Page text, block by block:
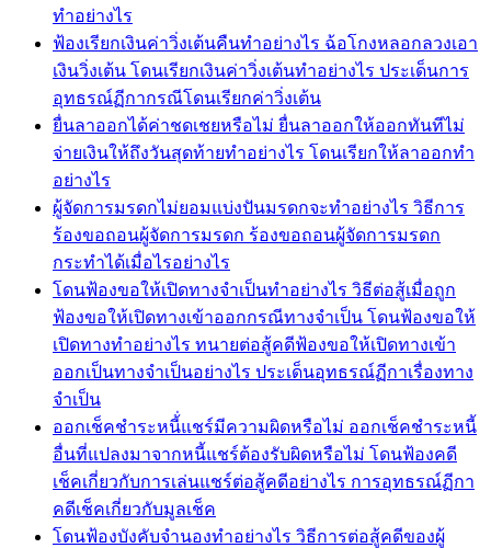
ทำอย่างไร
ฟ้องเรียกเงินค่าวิ่งเต้นคืนทำอย่างไร ฉ้อโกงหลอกลวงเอา
เงินวิ่งเต้น โดนเรียกเงินค่าวิ่งเต้นทำอย่างไร ประเด็นการ
อุทธรณ์ฏีกากรณีโดนเรียกค่าวิ่งเต้น
ยื่นลาออกได้ค่าชดเชยหรือไม่ ยื่นลาออกให้ออกทันทีไม่
จ่ายเงินให้ถึงวันสุดท้ายทำอย่างไร โดนเรียกให้ลาออกทำ
อย่างไร
ผู้จัดการมรดกไม่ยอมแบ่งปันมรดกจะทำอย่างไร วิธีการ
ร้องขอถอนผู้จัดการมรดก ร้องขอถอนผู้จัดการมรดก
กระทำได้เมื่อไรอย่างไร
โดนฟ้องขอให้เปิดทางจำเป็นทำอย่างไร วิธีต่อสู้เมื่อถูก
ฟ้องขอให้เปิดทางเข้าออกกรณีทางจำเป็น โดนฟ้องขอให้
เปิดทางทำอย่างไร ทนายต่อสู้คดีฟ้องขอให้เปิดทางเข้า
ออกเป็นทางจำเป็นอย่างไร ประเด็นอุทธรณ์ฏีกาเรื่องทาง
จำเป็น
ออกเช็คชำระหนี้่แชร์มีความผิดหรือไม่ ออกเช็คชำระหนี้
อื่นที่แปลงมาจากหนี้แชร์ต้องรับผิดหรือไม่ โดนฟ้องคดี
เช็คเกี่ยวกับการเล่นแชร์ต่อสู้คดีอย่างไร การอุทธรณ์ฏีกา
คดีเช็คเกี่ยวกับมูลเช็ค
โดนฟ้องบังคับจำนองทำอย่างไร วิธีการต่อสู้คดีของผู้